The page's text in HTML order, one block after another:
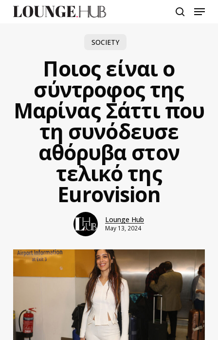
Menu
SOCIETY
Ποιος είναι ο
σύντροφος της
Μαρίνας Σάττι που
τη συνόδευσε
αθόρυβα στον
τελικό της
Eurovision
Lounge Hub
May 13, 2024